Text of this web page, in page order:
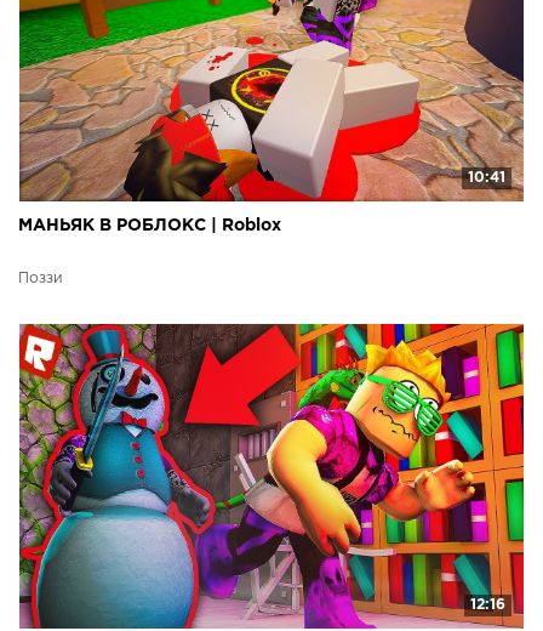
10:41
МАНЬЯК В РОБЛОКС | Roblox
Поззи
12:16